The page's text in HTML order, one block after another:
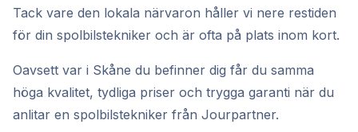
Tack vare den lokala närvaron håller vi nere restiden
för din spolbilstekniker och är ofta på plats inom kort.
Oavsett var i Skåne du befinner dig får du samma
höga kvalitet, tydliga priser och trygga garanti när du
anlitar en spolbilstekniker från Jourpartner.